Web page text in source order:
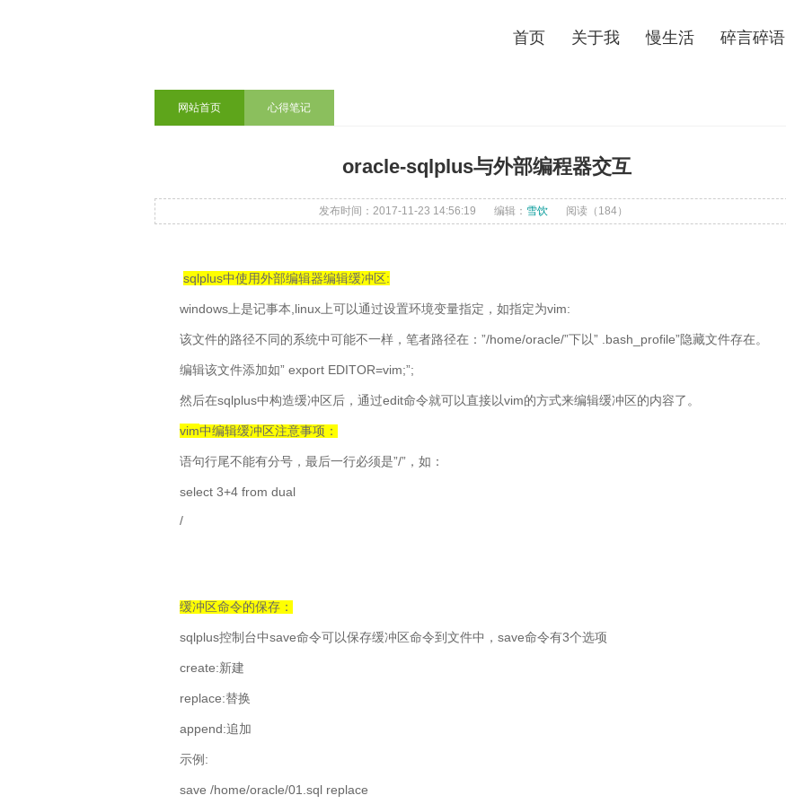
首页 关于我 慢生活 碎言碎语
网站首页 心得笔记
oracle-sqlplus与外部编程器交互
发布时间：2017-11-23 14:56:19 编辑： 雪饮 阅读（ 184）
sqlplus中使用外部编辑器编辑缓冲区:
windows上是记事本 ,linux上可以通过设置环境变量指定，如指定为vim:
该文件的路径不同的系统中可能不一样，笔者路径在： ”/home/oracle/”下以” .bash_profile”隐藏文件存在。
编辑该文件添加如” export EDITOR=vim;”;
然后在sqlplus中构造缓冲区后，通过edit命令就可以直接以vim的方式来编辑缓冲区的内容了。
vim中编辑缓冲区注意事项：
语句行尾不能有分号，最后一行必须是”/” ，如：
select 3+4 from dual
/
缓冲区命令的保存：
sqlplus控制台中save命令可以保存缓冲区命令到文件中， save命令有3个选项
create:新建
replace:替换
append:追加
示例 :
save /home/oracle/01.sql replace